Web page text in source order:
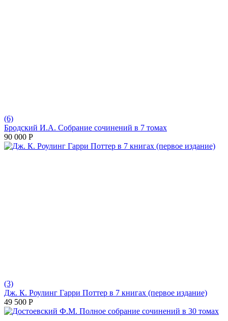
(6)
Бродский И.А. Собрание сочинений в 7 томах
90 000 Р
(3)
Дж. К. Роулинг Гарри Поттер в 7 книгах (первое издание)
49 500 Р